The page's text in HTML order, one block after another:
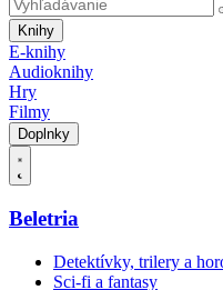
Knihy
E-knihy
Audioknihy
Hry
Filmy
Doplnky
Beletria
Detektívky, trilery a
Sci-fi a fantasy